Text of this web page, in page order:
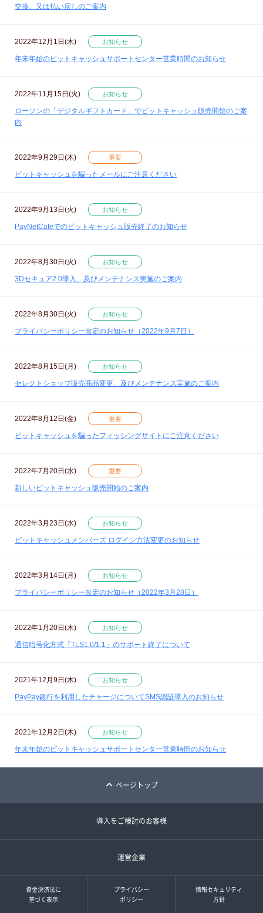
交換、又は払い戻しのご案内
2022年12月1日(木) お知らせ
年末年始のビットキャッシュサポートセンター営業時間のお知らせ
2022年11月15日(火) お知らせ
ローソンの「デジタルギフトカード」でビットキャッシュ販売開始のご案
内
2022年9月29日(木) 重要
ビットキャッシュを騙ったメールにご注意ください
2022年9月13日(火) お知らせ
PayNetCafeでのビットキャッシュ販売終了のお知らせ
2022年8月30日(火) お知らせ
3Dセキュア2.0導入、及びメンテナンス実施のご案内
2022年8月30日(火) お知らせ
プライバシーポリシー改定のお知らせ（2022年9月7日）
2022年8月15日(月) お知らせ
セレクトショップ販売商品変更、及びメンテナンス実施のご案内
2022年8月12日(金) 重要
ビットキャッシュを騙ったフィッシングサイトにご注意ください
2022年7月20日(水) 重要
新しいビットキャッシュ販売開始のご案内
2022年3月23日(水) お知らせ
ビットキャッシュメンバーズ ログイン方法変更のお知らせ
2022年3月14日(月) お知らせ
プライバシーポリシー改定のお知らせ（2022年3月28日）
2022年1月20日(木) お知らせ
通信暗号化方式「TLS1.0/1.1」のサポート終了について
2021年12月9日(木) お知らせ
PayPay銀行を利用したチャージについてSMS認証導入のお知らせ
2021年12月2日(木) お知らせ
年末年始のビットキャッシュサポートセンター営業時間のお知らせ
ページトップ
導入をご検討のお客様
運営企業
資金決済法に
基づく表示
プライバシー
ポリシー
情報セキュリティ
方針